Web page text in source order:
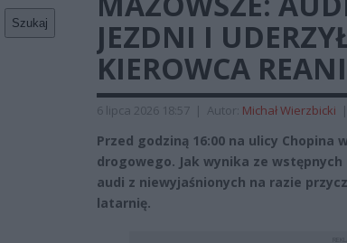
Szukaj
JEZDNI I
KIEROWCA
6 lipca 2026 18:57 | Autor: Michał Wierzbicki |
Przed godziną 16:00 na ulicy Chopina
drogowego. Jak wynika ze
audi z niewyjaśnionych na razie
latarnię.